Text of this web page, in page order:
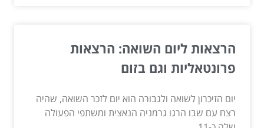
הרצאות ליום השואה: הרצאות
פרונטאליות וגם בזום
יום הזיכרון לשואה ולגבורה הוא יום לזכר השואה, שהיה
רצח עם שבו הרגו גרמניה הנאצית ומשתפי הפעולה